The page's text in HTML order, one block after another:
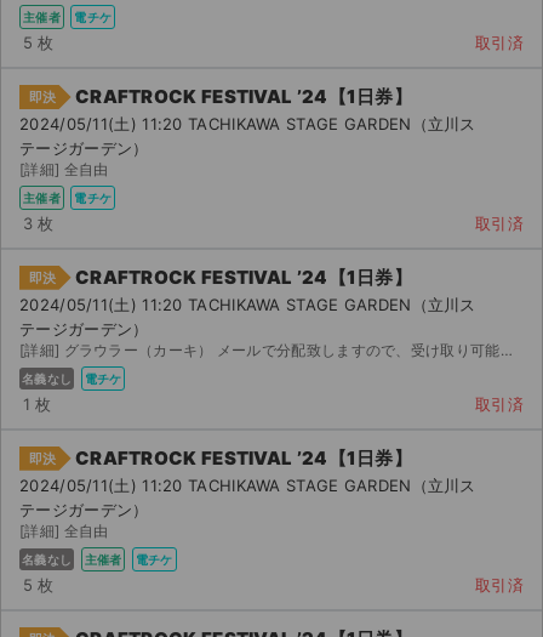
主催者 電チケ
5 枚 取引済
即決 CRAFTROCK FESTIVAL ’24【1日券】
2024/05/11(土) 11:20 TACHIKAWA STAGE GARDEN（立川ス
テージガーデン）
[詳細] 全自由
主催者 電チケ
3 枚 取引済
即決 CRAFTROCK FESTIVAL ’24【1日券】
2024/05/11(土) 11:20 TACHIKAWA STAGE GARDEN（立川ス
テージガーデン）
[詳細] グラウラー（カーキ） メールで分配致しますので、受け取り可能なメールアドレスを教えて下さい。
名義なし 電チケ
1 枚 取引済
即決 CRAFTROCK FESTIVAL ’24【1日券】
2024/05/11(土) 11:20 TACHIKAWA STAGE GARDEN（立川ス
テージガーデン）
[詳細] 全自由
名義なし 主催者 電チケ
5 枚 取引済